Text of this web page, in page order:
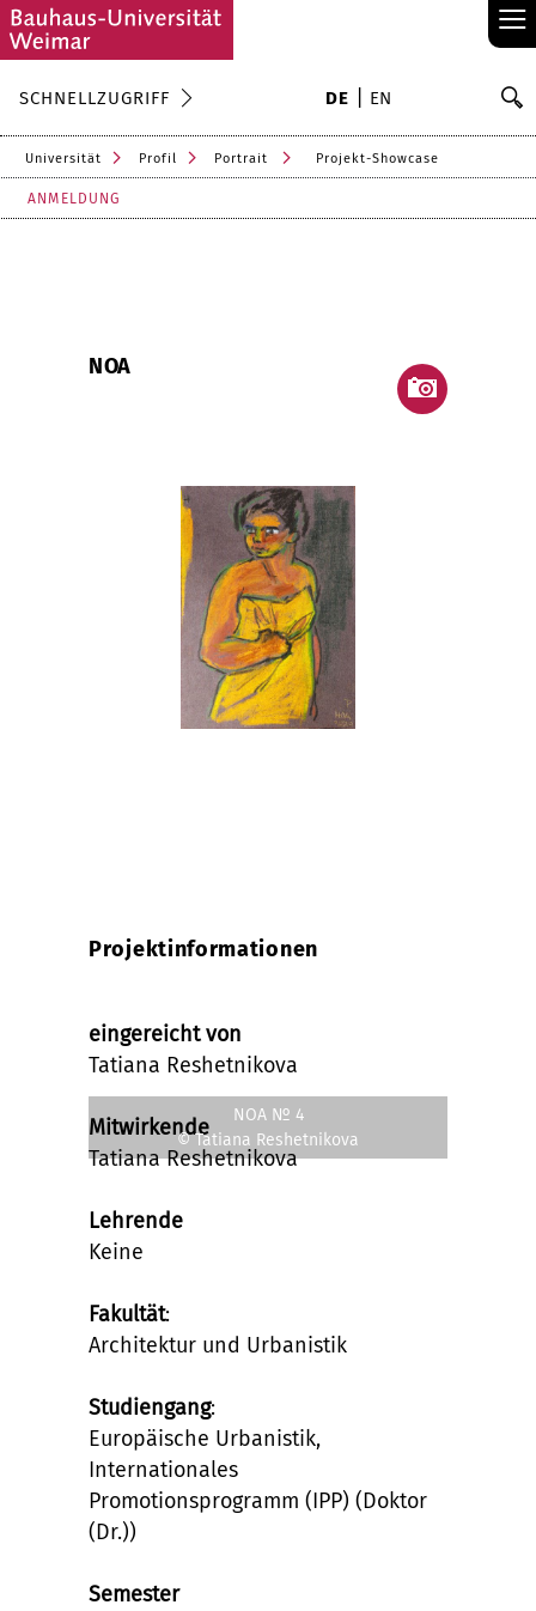
≡
SCHNELLZUGRIFF DE EN
Universität Profil Portrait Projekt-Showcase
ANMELDUNG
NOA
NOA № 4
© Tatiana Reshetnikova
Projektinformationen
eingereicht von
Tatiana Reshetnikova
Mitwirkende
Tatiana Reshetnikova
Lehrende
Keine
Fakultät:
Architektur und Urbanistik
Studiengang:
Europäische Urbanistik,
Internationales
Promotionsprogramm (IPP) (Doktor
(Dr.))
Semester